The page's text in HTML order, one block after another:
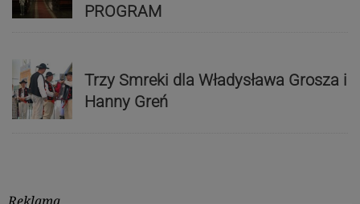
PROGRAM
Trzy Smreki dla Władysława Grosza i
Hanny Greń